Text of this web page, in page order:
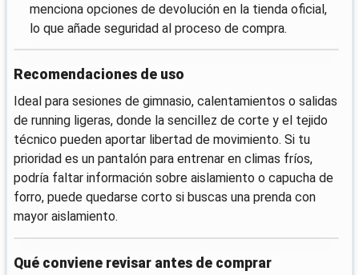
menciona opciones de devolución en la tienda oficial,
lo que añade seguridad al proceso de compra.
Recomendaciones de uso
Ideal para sesiones de gimnasio, calentamientos o salidas
de running ligeras, donde la sencillez de corte y el tejido
técnico pueden aportar libertad de movimiento. Si tu
prioridad es un pantalón para entrenar en climas fríos,
podría faltar información sobre aislamiento o capucha de
forro, puede quedarse corto si buscas una prenda con
mayor aislamiento.
Qué conviene revisar antes de comprar